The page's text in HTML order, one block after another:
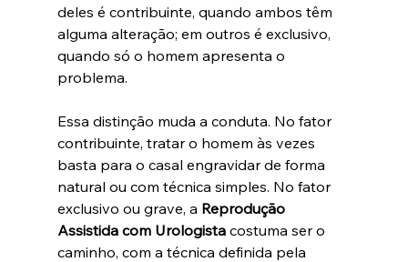
deles é contribuinte, quando ambos têm
alguma alteração; em outros é exclusivo,
quando só o homem apresenta o
problema.
Essa distinção muda a conduta. No fator
contribuinte, tratar o homem às vezes
basta para o casal engravidar de forma
natural ou com técnica simples. No fator
exclusivo ou grave, a Reprodução
Assistida com Urologista costuma ser o
caminho, com a técnica definida pela